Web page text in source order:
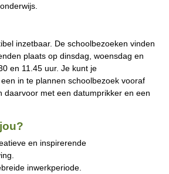
inzetbaar. De schoolbezoeken vinden
plaats op dinsdag, woensdag en
en 11.45 uur. Je kunt je
in te plannen schoolbezoek vooraf
daarvoor met een datumprikker en een
en inspirerende
inwerkperiode.